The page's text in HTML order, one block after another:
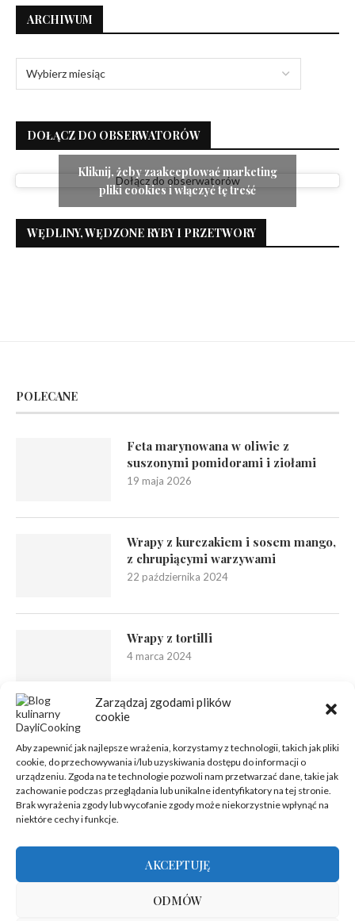
Zarządzaj zgodami plików
cookie
Aby zapewnić jak najlepsze wrażenia, korzystamy z technologii, takich jak pliki
cookie, do przechowywania i/lub uzyskiwania dostępu do informacji o
urządzeniu. Zgoda na te technologie pozwoli nam przetwarzać dane, takie jak
zachowanie podczas przeglądania lub unikalne identyfikatory na tej stronie.
Brak wyrażenia zgody lub wycofanie zgody może niekorzystnie wpłynąć na
niektóre cechy i funkcje.
AKCEPTUJĘ
ODMÓW
ARCHIWUM
DOŁĄCZ DO OBSERWATORÓW
Dołącz do obserwatorów
Kliknij, żeby zaakceptować marketing
pliki cookies i włączyć tę treść
WĘDLINY, WĘDZONE RYBY I PRZETWORY
POLECANE
Feta marynowana w oliwie z
suszonymi pomidorami i ziołami
19 maja 2026
Wrapy z kurczakiem i sosem mango,
z chrupiącymi warzywami
22 października 2024
Wrapy z tortilli
4 marca 2024